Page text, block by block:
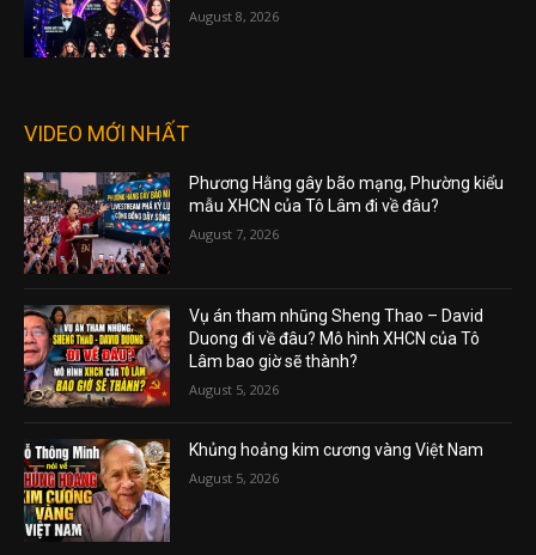
August 8, 2026
VIDEO MỚI NHẤT
Phương Hằng gây bão mạng, Phường kiểu
mẫu XHCN của Tô Lâm đi về đâu?
August 7, 2026
Vụ án tham nhũng Sheng Thao – David
Duong đi về đâu? Mô hình XHCN của Tô
Lâm bao giờ sẽ thành?
August 5, 2026
Khủng hoảng kim cương vàng Việt Nam
August 5, 2026